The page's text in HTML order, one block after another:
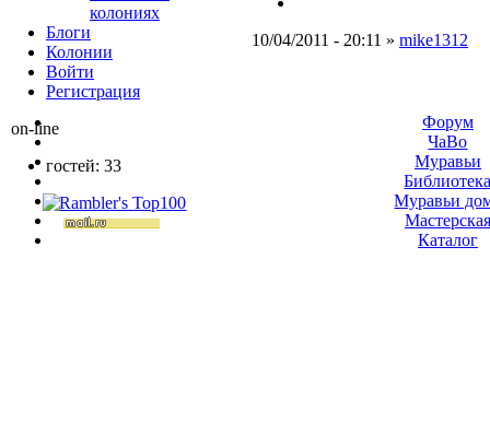
10/04/2011 - 20:11 » mike1312
колониях
Блоги
Колонии
Войти
Peгиcтpaция
on-line
гостей: 33
Форум
ЧаВо
Муравьи
Муравьи
Мастерская
Каталог